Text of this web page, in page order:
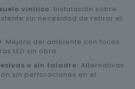
vinílico: Instalación sobre
sin necesidad de retirar el
: Mejora del ambiente con focos
LED sin obra.
o sin taladro: Alternativas
sin perforaciones en el